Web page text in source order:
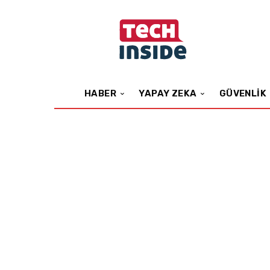
HABER YAPAY ZEKA GÜVENLIK